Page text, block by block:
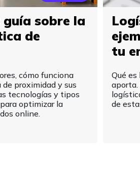
sobre la
de
cómo funciona
proximidad y sus
tecnologías y tipos
optimizar la
online.
tu
Qué
de